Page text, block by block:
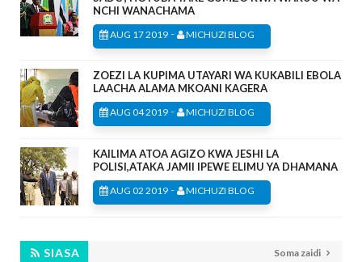
NCHI WANACHAMA
AUG 17 2019 - MICHUZI BLOG
ZOEZI LA KUPIMA UTAYARI WA KUKABILI EBOLA
LAACHA ALAMA MKOANI KAGERA
AUG 04 2019 - MICHUZI BLOG
KAILIMA ATOA AGIZO KWA JESHI LA
POLISI,ATAKA JAMII IPEWE ELIMU YA DHAMANA
AUG 02 2019 - MICHUZI BLOG
SIASA Soma zaidi